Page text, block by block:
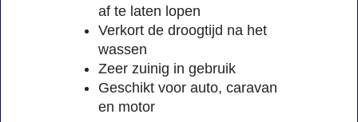
af te laten lopen
Verkort de droogtijd na het
wassen
Zeer zuinig in gebruik
Geschikt voor auto, caravan
en motor